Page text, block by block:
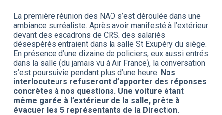
La première réunion des NAO s’est déroulée dans une
ambiance surréaliste. Après avoir manifesté à l’extérieur
devant des escadrons de CRS, des salariés
désespérés entraient dans la salle St Exupéry du siège.
En présence d’une dizaine de policiers, eux aussi entrés
dans la salle (du jamais vu à Air France), la conversation
s’est poursuivie pendant plus d’une heure. Nos
interlocuteurs refuseront d’apporter des réponses
concrètes à nos questions. Une voiture étant
même garée à l’extérieur de la salle, prête à
évacuer les 5 représentants de la Direction.